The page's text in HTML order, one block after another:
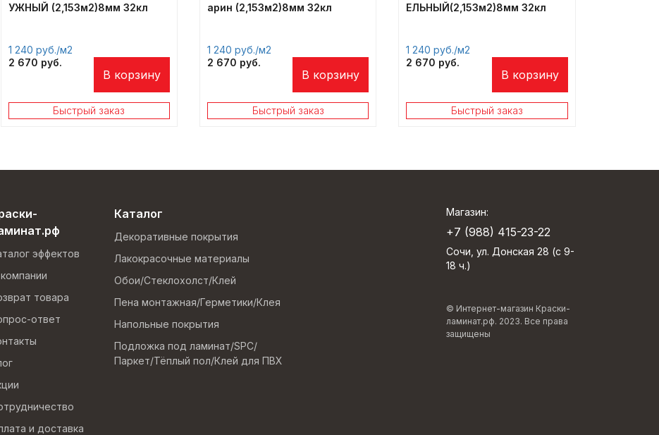
УЖНЫЙ (2,153м2)8мм 32кл
2 670
1 240 /м2
В корзину
Быстрый заказ
арин (2,153м2)8мм 32кл
2 670
1 240 /м2
В корзину
Быстрый заказ
ЕЛЬНЫЙ(2,153м2)8мм 32кл
2 670
1 240 /м2
В корзину
Быстрый заказ
эффектов
товара
ответ
и доставка
Каталог
Декоративные покрытия
Лакокрасочные материалы
Обои/Стеклохолст/Клей
Пена монтажная/Герметики/Клея
Напольные покрытия
Подложка под ламинат/SPC/
Паркет/Тёплый пол/Клей для ПВХ
Магазин:
+7 (988) 415-23-22
Сочи, ул. Донская 28 (с 9-
18 ч.)
© Интернет-магазин Краски-
ламинат.рф. 2023. Все права
защищены